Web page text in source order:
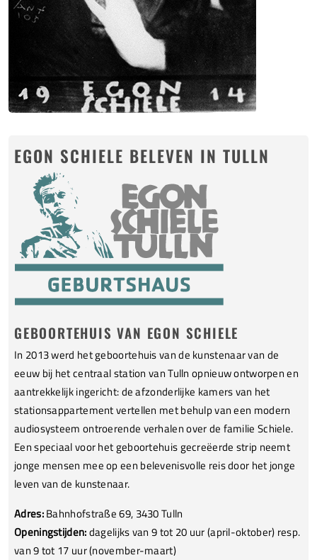
EGON SCHIELE BELEVEN IN TULLN
GEBOORTEHUIS VAN EGON SCHIELE
In 2013 werd het geboortehuis van de kunstenaar van de
eeuw bij het centraal station van Tulln opnieuw ontworpen en
aantrekkelijk ingericht: de afzonderlijke kamers van het
stationsappartement vertellen met behulp van een modern
audiosysteem ontroerende verhalen over de familie Schiele.
Een speciaal voor het geboortehuis gecreëerde strip neemt
jonge mensen mee op een belevenisvolle reis door het jonge
leven van de kunstenaar.
Adres:Bahnhofstraße 69, 3430 Tulln
Openingstijden:dagelijks van 9 tot 20 uur (april-oktober) resp.
van 9 tot 17 uur (november-maart)